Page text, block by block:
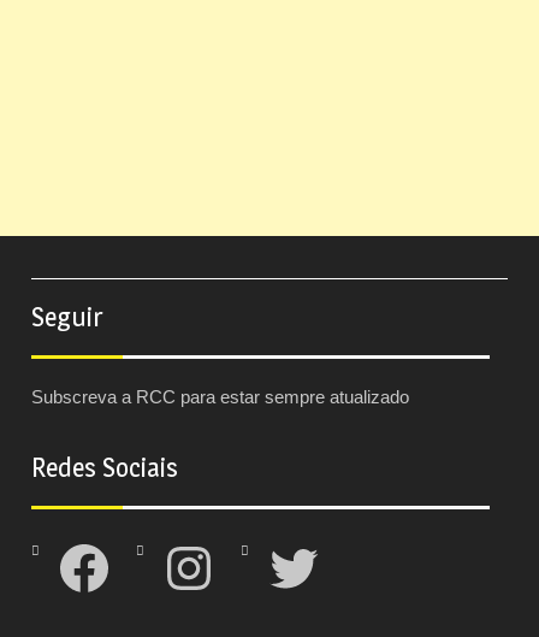
Seguir
Subscreva a RCC para estar sempre atualizado
Redes Sociais
Facebook Instagram Twitter